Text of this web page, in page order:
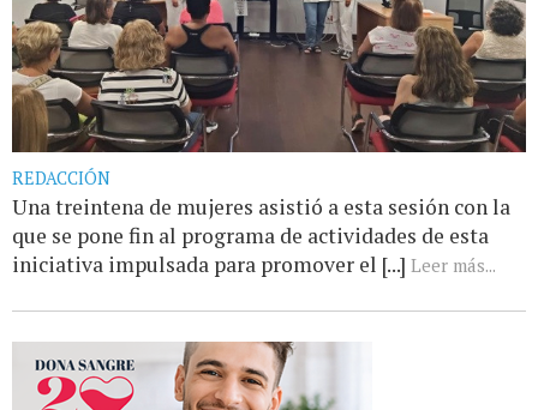
REDACCIÓN
Una treintena de mujeres asistió a esta sesión con la
que se pone fin al programa de actividades de esta
iniciativa impulsada para promover el [...] Leer más...